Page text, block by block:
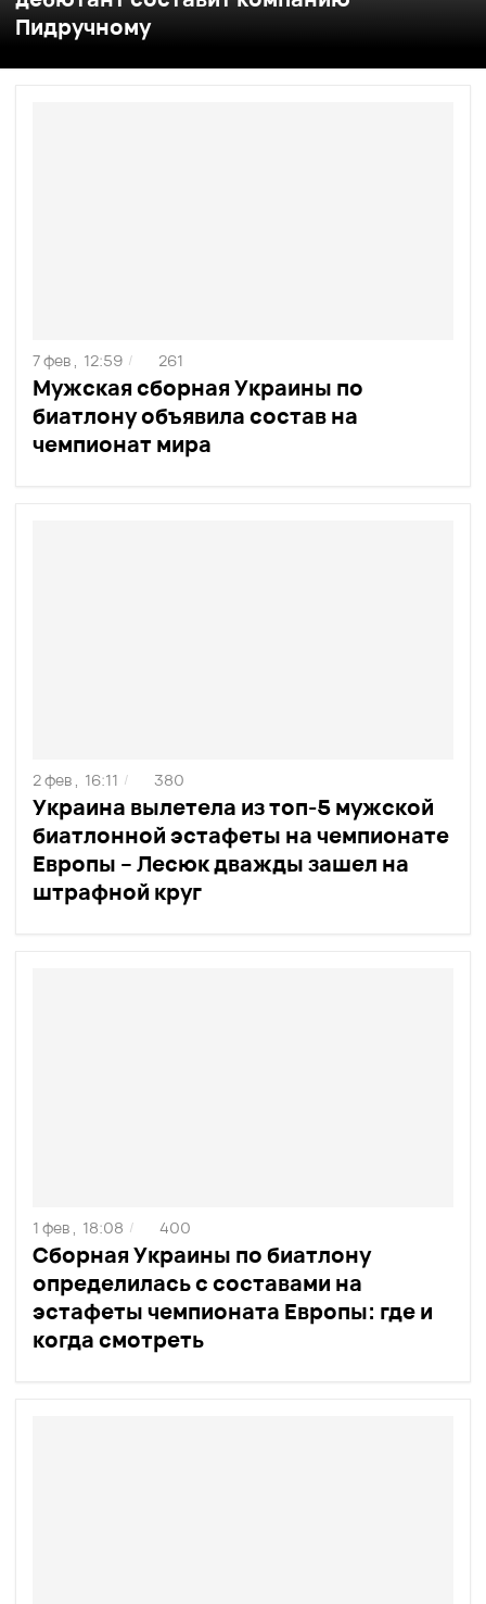
Пидручному
Мужская сборная Украины по
биатлону объявила состав на
чемпионат мира
7 фев , 12:59 / 261
Украина вылетела из топ-5 мужской
биатлонной эстафеты на чемпионате
Европы – Лесюк дважды зашел на
штрафной круг
2 фев , 16:11 / 380
Сборная Украины по биатлону
определилась с составами на
эстафеты чемпионата Европы: где и
когда смотреть
1 фев , 18:08 / 400